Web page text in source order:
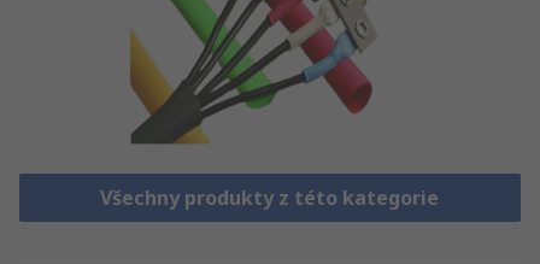
Všechny produkty z této kategorie